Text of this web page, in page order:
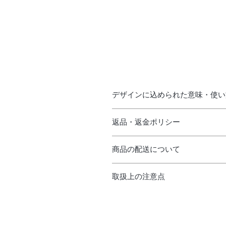
デザインに込められた意味・使
鳥はこども、木は立ち寄れる場所
「不登校」という言葉にはネガテ
そのネガティブなイメージに傷つ
そこで私たちは彼らを「free bird
また、親御さんや施設やお店の方
返品・返金ポリシー
基本的には受け付けておりません。
バッジの色は、画面上で見る色と
性格に一致いたしません。
あらかじめご了承ください。
商品の配送について
ご注文・ご入金の確認が出来次第
取扱上の注意点